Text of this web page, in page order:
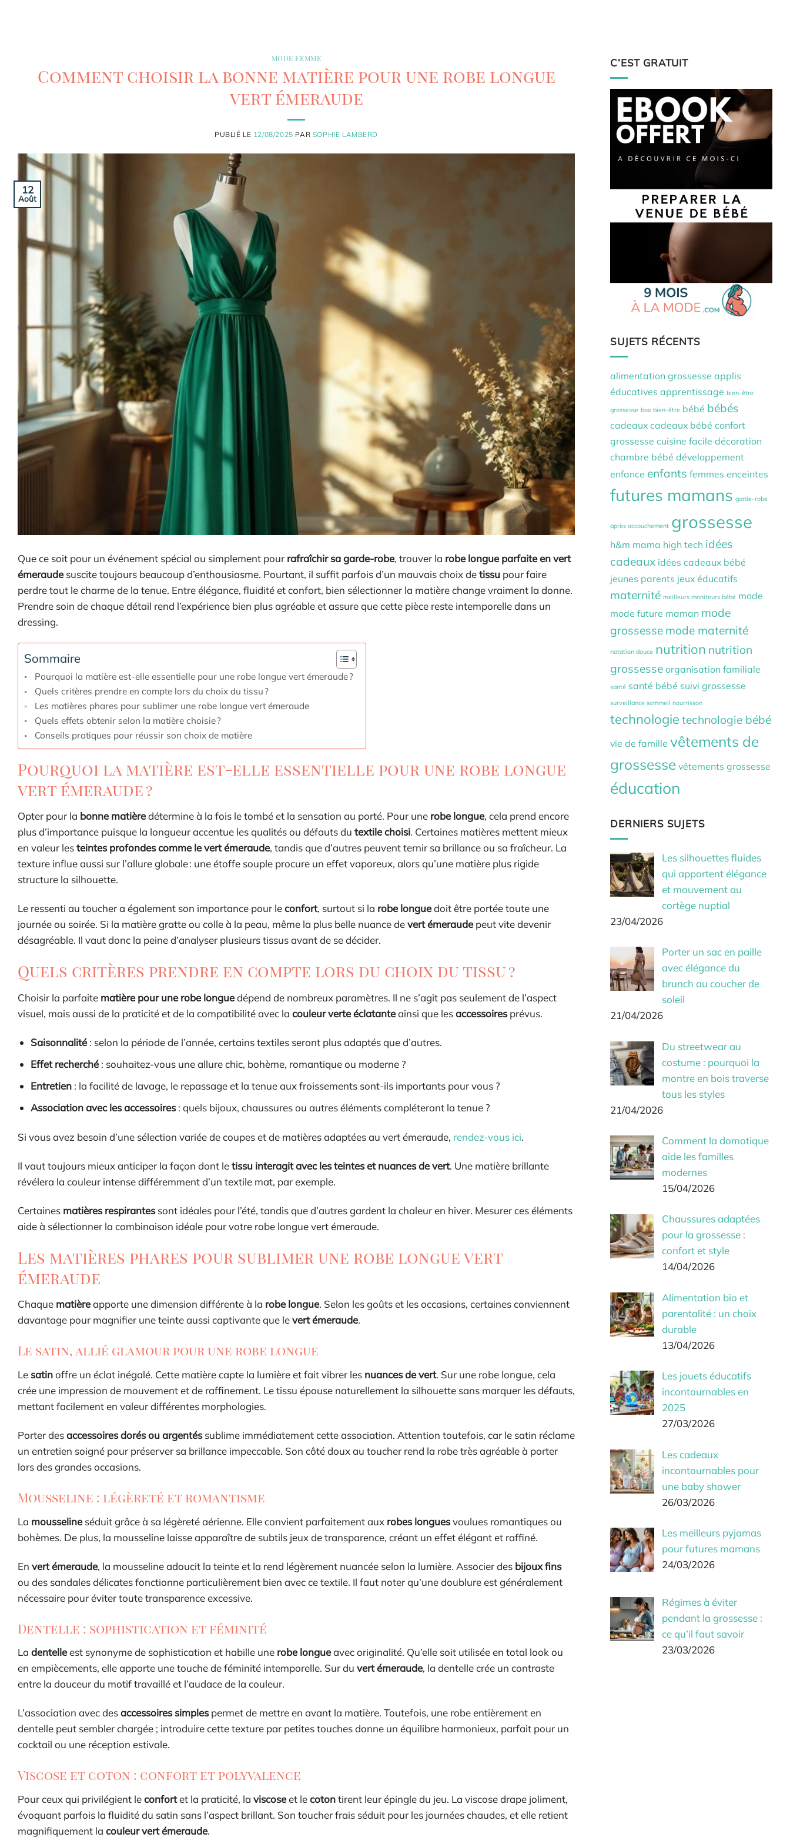
MODE FEMME
Comment choisir la bonne matière pour une robe longue
vert émeraude
PUBLIÉ LE 12/08/2025 PAR SOPHIE LAMBERD
12
Août
Que ce soit pour un événement spécial ou simplement pour rafraîchir sa garde-robe, trouver la robe longue parfaite en vert
émeraudesuscite toujours beaucoup d’enthousiasme. Pourtant, il suffit parfois d’un mauvais choix detissu pour faire
perdre tout le charme de la tenue. Entre élégance, fluidité et confort, bien sélectionner la matière change vraiment la donne.
Prendre soin de chaque détail rend l’expérience bien plus agréable et assure que cette pièce reste intemporelle dans un
dressing.
Sommaire
Pourquoi la matière est-elle essentielle pour une robe longue vert émeraude ?
Quels critères prendre en compte lors du choix du tissu ?
Les matières phares pour sublimer une robe longue vert émeraude
Quels effets obtenir selon la matière choisie ?
Conseils pratiques pour réussir son choix de matière
Pourquoi la matière est-elle essentielle pour une robe longue
vert émeraude ?
Opter pour la bonne matièredétermine à la fois le tombé et la sensation au porté. Pour une robe longue, cela prend encore
plus d’importance puisque la longueur accentue les qualités ou défauts du textile choisi. Certaines matières mettent mieux
en valeur lesteintes profondes comme le vert émeraude, tandis que d’autres peuvent ternir sa brillance ou sa fraîcheur. La
texture influe aussi sur l’allure globale : une étoffe souple procure un effet vaporeux, alors qu’une matière plus rigide
structure la silhouette.
Le ressenti au toucher a également son importance pour leconfort, surtout si la robe longuedoit être portée toute une
journée ou soirée. Si la matière gratte ou colle à la peau, même la plus belle nuance devert émeraudepeut vite devenir
désagréable. Il vaut donc la peine d’analyser plusieurs tissus avant de se décider.
Quels critères prendre en compte lors du choix du tissu ?
Choisir la parfaite matière pour une robe longuedépend de nombreux paramètres. Il ne s’agit pas seulement de l’aspect
visuel, mais aussi de la praticité et de la compatibilité avec la couleur verte éclatanteainsi que lesaccessoiresprévus.
Saisonnalité: selon la période de l’année, certains textiles seront plus adaptés que d’autres.
Effet recherché: souhaitez-vous une allure chic, bohème, romantique ou moderne ?
Entretien : la facilité de lavage, le repassage et la tenue aux froissements sont-ils importants pour vous ?
Association avec les accessoires: quels bijoux, chaussures ou autres éléments compléteront la tenue ?
Si vous avez besoin d’une sélection variée de coupes et de matières adaptées au vert émeraude, rendez-vous ici.
Il vaut toujours mieux anticiper la façon dont letissu interagit avec les teintes et nuances de vert. Une matière brillante
révélera la couleur intense différemment d’un textile mat, par exemple.
Certaines matières respirantessont idéales pour l’été, tandis que d’autres gardent la chaleur en hiver. Mesurer ces éléments
aide à sélectionner la combinaison idéale pour votre robe longue vert émeraude.
Les matières phares pour sublimer une robe longue vert
émeraude
Chaque matièreapporte une dimension différente à la robe longue. Selon les goûts et les occasions, certaines conviennent
davantage pour magnifier une teinte aussi captivante que levert émeraude.
Le satin, allié glamour pour une robe longue
Le satinoffre un éclat inégalé. Cette matière capte la lumière et fait vibrer les nuances de vert. Sur une robe longue, cela
crée une impression de mouvement et de raffinement. Le tissu épouse naturellement la silhouette sans marquer les défauts,
mettant facilement en valeur différentes morphologies.
Porter desaccessoires dorés ou argentéssublime immédiatement cette association. Attention toutefois, car le satin réclame
un entretien soigné pour préserver sa brillance impeccable. Son côté doux au toucher rend la robe très agréable à porter
lors des grandes occasions.
Mousseline : légèreté et romantisme
La mousselineséduit grâce à sa légèreté aérienne. Elle convient parfaitement aux robes longuesvoulues romantiques ou
bohèmes. De plus, la mousseline laisse apparaître de subtils jeux de transparence, créant un effet élégant et raffiné.
En vert émeraude, la mousseline adoucit la teinte et la rend légèrement nuancée selon la lumière. Associer des bijoux fins
ou des sandales délicates fonctionne particulièrement bien avec ce textile. Il faut noter qu’une doublure est généralement
nécessaire pour éviter toute transparence excessive.
Dentelle : sophistication et féminité
La dentelleest synonyme de sophistication et habille une robe longueavec originalité. Qu’elle soit utilisée en total look ou
en empiècements, elle apporte une touche de féminité intemporelle. Sur du vert émeraude, la dentelle crée un contraste
entre la douceur du motif travaillé et l’audace de la couleur.
L’association avec desaccessoires simplespermet de mettre en avant la matière. Toutefois, une robe entièrement en
dentelle peut sembler chargée ; introduire cette texture par petites touches donne un équilibre harmonieux, parfait pour un
cocktail ou une réception estivale.
Viscose et coton : confort et polyvalence
Pour ceux qui privilégient leconfortet la praticité, la viscoseet lecotontirent leur épingle du jeu. La viscose drape joliment,
évoquant parfois la fluidité du satin sans l’aspect brillant. Son toucher frais séduit pour les journées chaudes, et elle retient
magnifiquement la couleur vert émeraude.
C’EST GRATUIT
SUJETS RÉCENTS
alimentation grossesse applis
éducatives apprentissage bien-être
grossesse box bien-être bébé bébés
cadeaux cadeaux bébé confort
grossesse cuisine facile décoration
chambre bébé développement
enfance enfants femmes enceintes
futures mamans garde-robe
après accouchement grossesse
h&m mama high tech idées
cadeaux idées cadeaux bébé
jeunes parents jeux éducatifs
maternité meilleurs moniteurs bébé mode
mode future maman mode
grossesse mode maternité
natation douce nutrition nutrition
grossesse organisation familiale
santé santé bébé suivi grossesse
surveillance sommeil nourrisson
technologie technologie bébé
vie de famille vêtements de
grossesse vêtements grossesse
éducation
DERNIERS SUJETS
Les silhouettes fluides
qui apportent élégance
et mouvement au
cortège nuptial
23/04/2026
Porter un sac en paille
avec élégance du
brunch au coucher de
soleil
21/04/2026
Du streetwear au
costume : pourquoi la
montre en bois traverse
tous les styles
21/04/2026
Comment la domotique
aide les familles
modernes
15/04/2026
Chaussures adaptées
pour la grossesse :
confort et style
14/04/2026
Alimentation bio et
parentalité : un choix
durable
13/04/2026
Les jouets éducatifs
incontournables en
2025
27/03/2026
Les cadeaux
incontournables pour
une baby shower
26/03/2026
Les meilleurs pyjamas
pour futures mamans
24/03/2026
Régimes à éviter
pendant la grossesse :
ce qu’il faut savoir
23/03/2026